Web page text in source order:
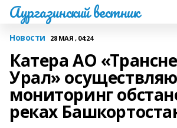
Аургазинский вестник
Новости 28 МАЯ , 04:24
Катера АО
Урал»
мониторинг
реках